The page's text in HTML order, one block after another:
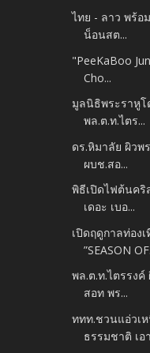
ไทย - ลาว พร้อ
น็อนสต...
"PeeKaBoo
Cho...
มูลนิธิพระราหู
พล.ต.ท.ไตร...
ดร.หิมาลัย ผิว
ผบช.สอ...
พิธีเปิดไฟต้นคริ
เดอะ เบอ...
เปิดฤดูกาลท่อง
”SEASON
พล.ต.ท.ไตรรง
สอท พร...
ททท.ชวนแอ่วเ
ธรรมชาติ เอ